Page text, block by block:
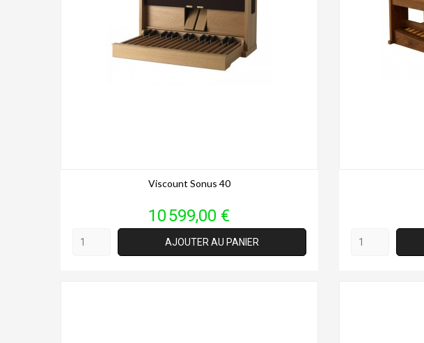
Viscount Sonus 40
Prix
10 599,00 €
AJOUTER AU PANIER